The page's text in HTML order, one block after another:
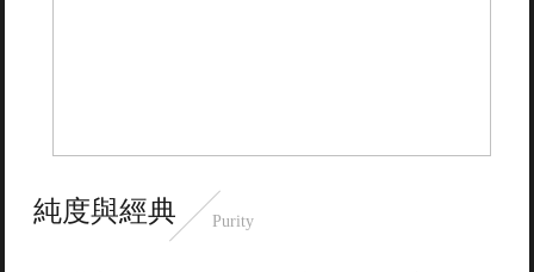
純度與經典 Purity